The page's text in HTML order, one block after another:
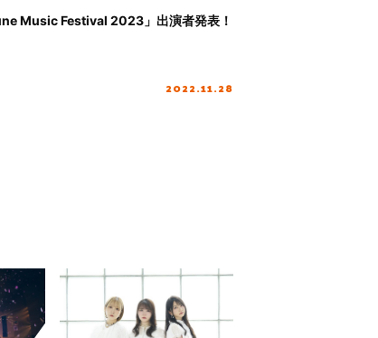
Music Festival 2023」出演者発表！
2022.11.28